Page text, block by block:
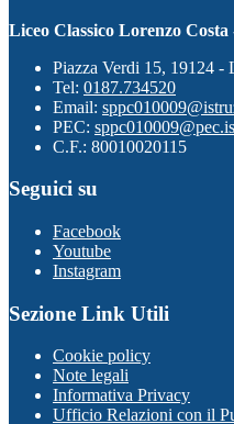
Liceo Classico Lorenzo Costa
Piazza Verdi 15, 19124 -
Tel: 0187.734520
Email:
PEC:
C.F.: 80010020115
Seguici su
Facebook
Youtube
Instagram
Sezione Link Utili
Cookie policy
Note legali
Informativa Privacy
Ufficio Relazioni con il